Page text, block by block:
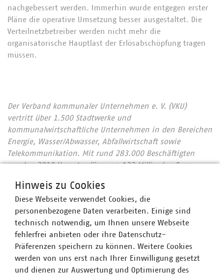
nachgebessert werden. Immerhin wurde entgegen erster
Pläne die operative Umsetzung besser ausgestaltet. Die
Verteilnetzbetreiber werden nicht mehr die
organisatorische Hauptlast der Erlösabschöpfung tragen
müssen.
Der Verband kommunaler Unternehmen e. V. (VKU)
vertritt über 1.500 Stadtwerke und
kommunalwirtschaftliche Unternehmen in den Bereichen
Energie, Wasser/Abwasser, Abfallwirtschaft sowie
Telekommunikation. Mit rund 283.000 Beschäftigten
wurden 2019 Umsatzerlöse von 123 Milliarden Euro
Im Endkundensegment haben die VKU-
Mitgliedsunternehmen signifikante Marktanteile in
zentralen Ver- und Entsorgungsbereichen: Strom 62
Prozent, Gas 67 Prozent, Trinkwasser 91 Prozent, Wärme
79 Prozent, Abwasser 45 Prozent. Sie entsorgen jeden Tag
31.500 Tonnen Abfall und tragen durch getrennte
Sammlung entscheidend dazu bei, dass Deutschland mit
67 Prozent die höchste Recyclingquote in der
Hinweis zu Cookies
Diese Webseite verwendet Cookies, die
personenbezogene Daten verarbeiten. Einige sind
technisch notwendig, um Ihnen unsere Webseite
fehlerfrei anbieten oder ihre Datenschutz-
Präferenzen speichern zu können. Weitere Cookies
werden von uns erst nach Ihrer Einwilligung gesetzt
und dienen zur Auswertung und Optimierung des